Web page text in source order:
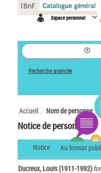
Espace personnel
Recherche avancée
Accueil Nom de personne
Notice de personne
Notice Au format
Ducreux, Louis (1911-1992)
Panneau de gestion des cookies